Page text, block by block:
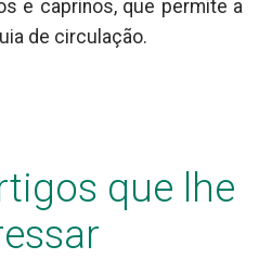
e caprinos, que permite a
de circulação.
que lhe